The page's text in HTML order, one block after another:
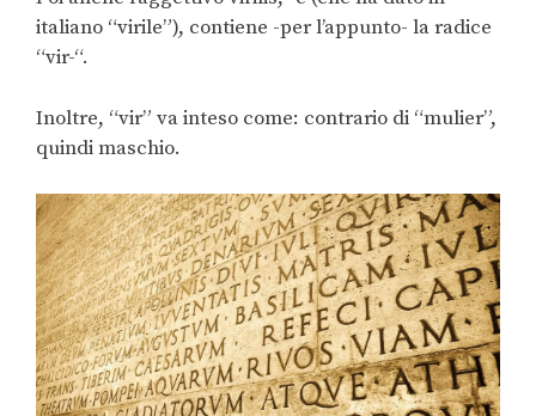
italiano “virile”), contiene -per l’appunto- la radice
“vir-“.
Inoltre, “vir” va inteso come: contrario di “mulier”,
quindi maschio.